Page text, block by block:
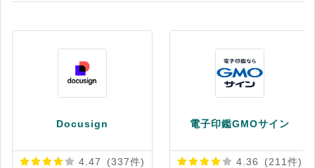
Docusign
4.47 (337件)
電子印鑑GMOサイン
4.36 (211件)